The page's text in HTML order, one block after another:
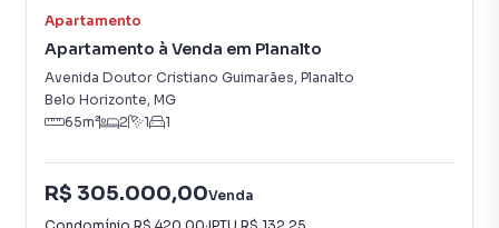
Apartamento
Apartamento à Venda em Planalto
Avenida Doutor Cristiano Guimarães, Planalto
Belo Horizonte, MG
65m² 2 1 1
R$ 305.000,00Venda
Condomínio R$ 420,00·IPTU R$ 132,25